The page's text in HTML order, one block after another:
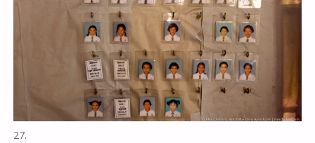
27.